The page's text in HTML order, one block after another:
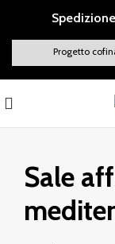
Progetto
Sale